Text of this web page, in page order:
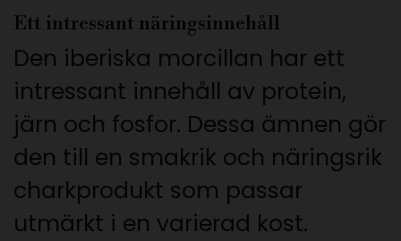
Ett intressant näringsinnehåll
Den iberiska morcillan har ett
intressant innehåll av protein,
järn och fosfor. Dessa ämnen gör
den till en smakrik och näringsrik
charkprodukt som passar
utmärkt i en varierad kost.